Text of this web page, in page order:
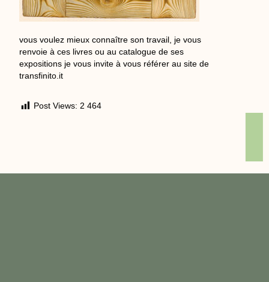
vous voulez mieux connaître son travail, je vous
renvoie à ces livres ou au catalogue de ses
expositions je vous invite à vous référer au site de
transfinito.it
Post Views: 2 464